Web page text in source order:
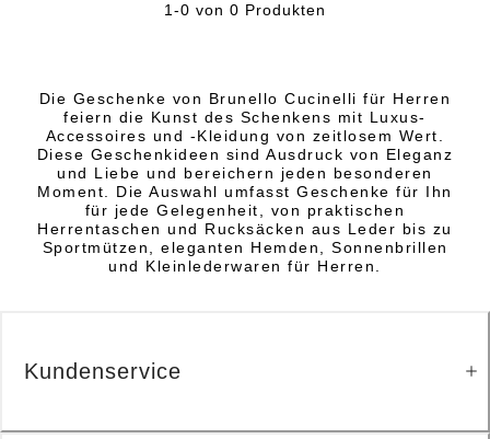
1-0 von 0 Produkten
Die Geschenke von Brunello Cucinelli für Herren
feiern die Kunst des Schenkens mit Luxus-
Accessoires und -Kleidung von zeitlosem Wert.
Diese Geschenkideen sind Ausdruck von Eleganz
und Liebe und bereichern jeden besonderen
Moment. Die Auswahl umfasst Geschenke für Ihn
für jede Gelegenheit, von praktischen
Herrentaschen und Rucksäcken aus Leder bis zu
Sportmützen, eleganten Hemden, Sonnenbrillen
und Kleinlederwaren für Herren.
Kundenservice